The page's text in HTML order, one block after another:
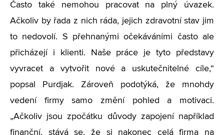
Často také nemohou pracovat na plný úvazek.
Ačkoliv by řada z nich ráda, jejich zdravotní stav jim
to nedovolí. S přehnanými očekáváními často ale
přicházejí i klienti. Naše práce je tyto představy
vyvracet a vytvořit nové a uskutečnitelné cíle,“
popsal Purdjak. Zároveň podotýká, že mnohdy
vedení firmy samo změní pohled a motivaci.
„Ačkoliv jsou zpočátku důvody zapojení například
finanční, stává se, že si nakonec celá firma na